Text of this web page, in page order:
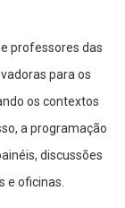
professores das
para os
os contextos
a programação
discussões
e oficinas.